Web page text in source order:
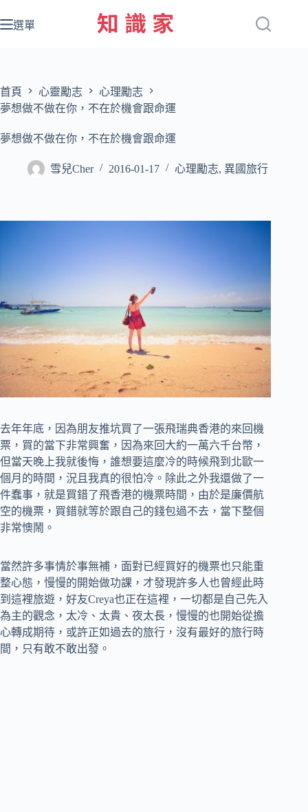
至
容
選單
首頁 心靈勵志
心理勵志
夢想做不做在你，不在於機會跟命運
夢想做不做在你，不在於機會跟命運
雪兒Cher 2016-01-17 心理勵志, 異國旅行
去年年底，因為朋友推坑買了一張飛瑞典香港的來回機
票，買的當下非常興奮，因為來回大約一萬六千台幣，
但當天晚上我就後悔，誰想要這麼冷的時候飛到北歐一
個月的時間，況且我真的很怕冷。除此之外我還做了一
件蠢事，就是買錯了飛香港的機票時間，由於是廉價航
空的機票，買錯就等於跟自己的錢包過不去，當下整個
非常懊鬧。
當然許多事情於事無補，面對已經買好的機票也只能重
整心態，慢慢的開始做功課，才發現許多人也曾經此時
到這裡旅遊，好友Creya也正在這裡，一切都是自己先入
為主的觀念，太冷、太貴、夜太長，慢慢的也開始從擔
心轉成期待，或許正如過去的旅行，沒有最好的旅行時
間，只有敢不敢出發。